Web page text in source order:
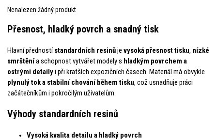
Nenalezen žádný produkt
Přesnost, hladký povrch a snadný tisk
Hlavní přednostístandardních resinůje vysoká přesnost tisku, nízké
smrštěnía schopnost vytvářet modely s hladkým povrchem a
ostrými detailyi při kratších expozičních časech. Materiál má obvykle
plynulý tok a stabilní chování během tisku, což usnadňuje práci
začátečníkům i pokročilým uživatelům.
Výhody standardních resinů
Vysoká kvalita detailu a hladký povrch